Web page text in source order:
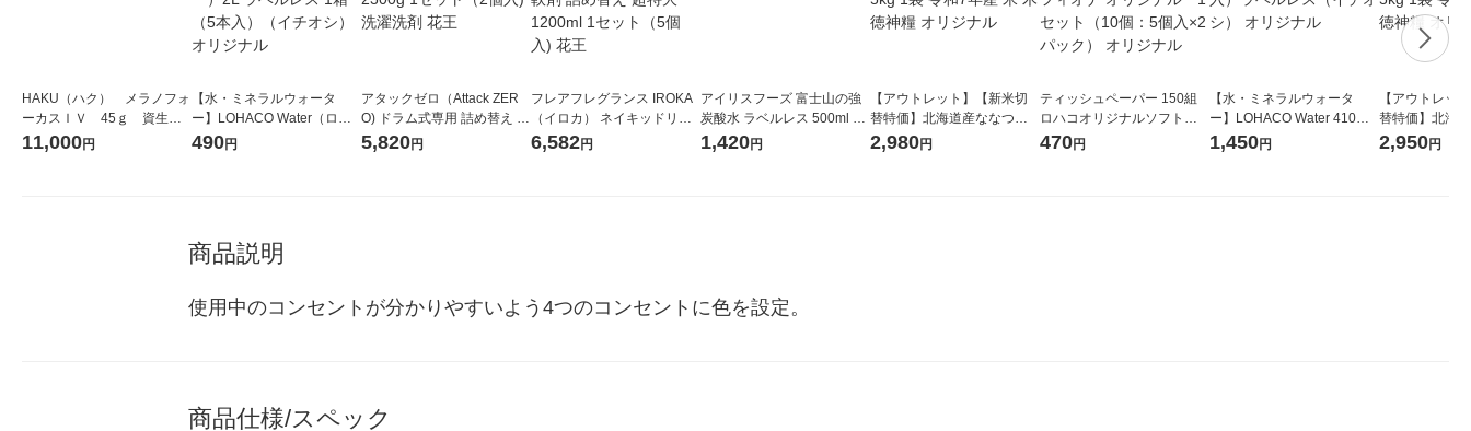
HAKU（ハク） メラノフォ
ーカスＩＶ 45ｇ 資生
堂 おまけ付き
11,000円
【水・ミネラルウォータ
ー】LOHACO Water（ロハ
コウォーター）2L ラベルレ
490円
アタックゼロ（Attack ZER
O) ドラム式専用 詰め替え メ
ガジャンボ 2300g 1セット
5,820円
フレアフレグランス IROKA
（イロカ） ネイキッドリリ
ーの香り 柔軟剤 詰め替え 超
6,582円
アイリスフーズ 富士山の強
炭酸水 ラベルレス 500ml 1
箱（24本入）
1,420円
【アウトレット】【新米切
替特価】北海道産ななつぼ
し 無洗米 5kg 1袋 令和7年産
2,980円
ティッシュペーパー 150組
ロハコオリジナルソフトパ
ックティッシュ フィオナ オ
470円
【水・ミネラルウォータ
ー】LOHACO Water 410ml
1箱（20本入）ラベルレス
1,450円
【アウトレッ
替特価】北海
し 精白米 5kg
2,950円
商品説明
使用中のコンセントが分かりやすいよう4つのコンセントに色を設定。
商品仕様/スペック